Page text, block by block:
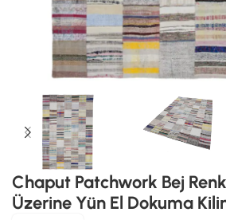
Chaput Patchwork Bej
Üzerine Yün El Dokuma